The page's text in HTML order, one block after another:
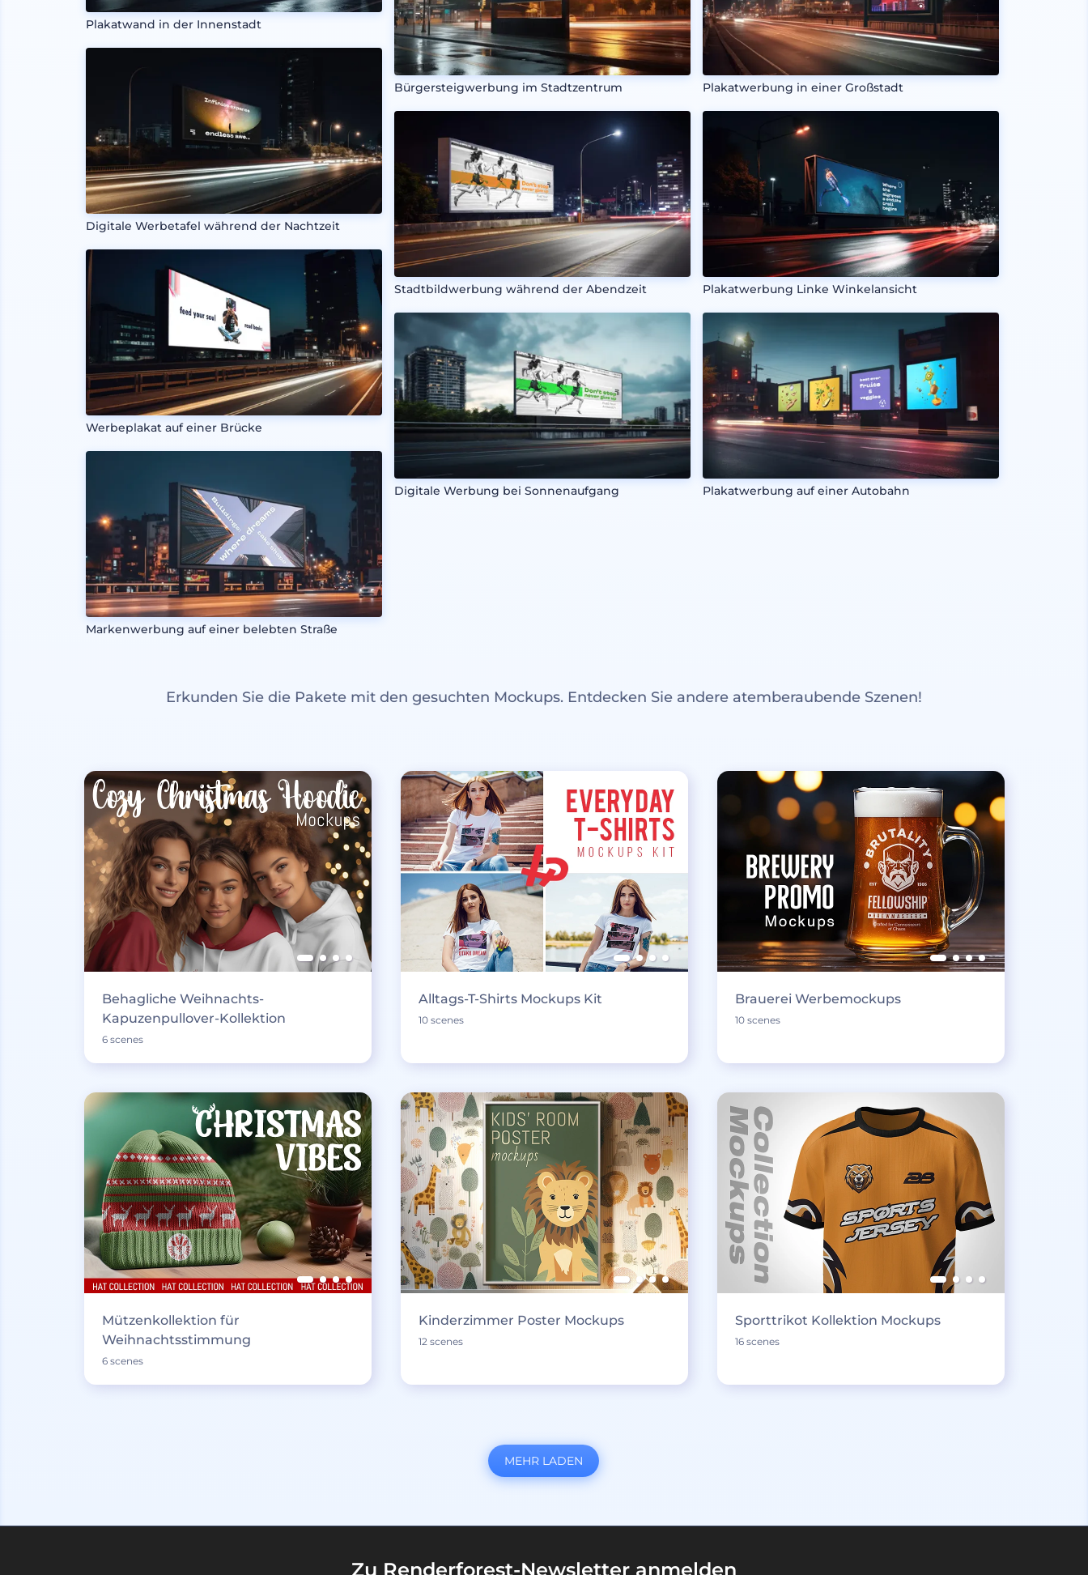
Plakatwand in der Innenstadt
Digitale Werbetafel während der Nachtzeit
Werbeplakat auf einer Brücke
Markenwerbung auf einer belebten Straße
Bürgersteigwerbung im Stadtzentrum
Stadtbildwerbung während der Abendzeit
Digitale Werbung bei Sonnenaufgang
Plakatwerbung in einer Großstadt
Plakatwerbung Linke Winkelansicht
Plakatwerbung auf einer Autobahn
Erkunden Sie die Pakete mit den gesuchten Mockups. Entdecken Sie andere atemberaubende Szenen!
Behagliche Weihnachts-
Kapuzenpullover-Kollektion
6 scenes
Alltags-T-Shirts Mockups Kit
10 scenes
Brauerei Werbemockups
10 scenes
Mützenkollektion für
Weihnachtsstimmung
6 scenes
Kinderzimmer Poster Mockups
12 scenes
Sporttrikot Kollektion Mockups
16 scenes
MEHR LADEN
Zu Renderforest-Newsletter anmelden